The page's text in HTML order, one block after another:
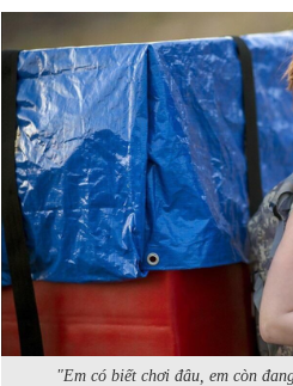
"Em có biết chơi đâu, em còn